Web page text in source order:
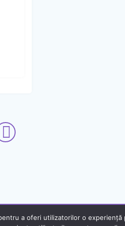
a oferi utilizatorilor o experiență